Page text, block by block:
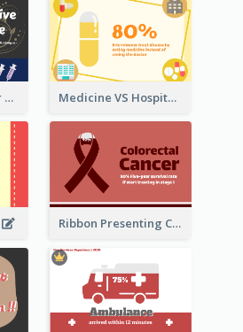
Syringe Clipart For Preventive Medicine Medicine VS Hospital Clipart
Ribbon Presenting Cancer